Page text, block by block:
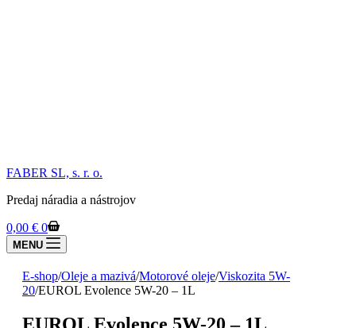
FABER SL, s. r. o.
Predaj náradia a nástrojov
Shopping
cart
0,00 € 0
MENU
E-shop/Oleje a mazivá/Motorové oleje/Viskozita 5W-
20/EUROL Evolence 5W-20 – 1L